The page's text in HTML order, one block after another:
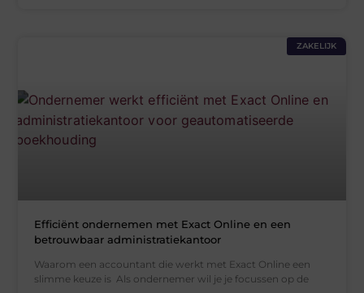
ZAKELIJK
Efficiënt ondernemen met Exact Online en een
betrouwbaar administratiekantoor
Waarom een accountant die werkt met Exact Online een
slimme keuze is Als ondernemer wil je je focussen op de